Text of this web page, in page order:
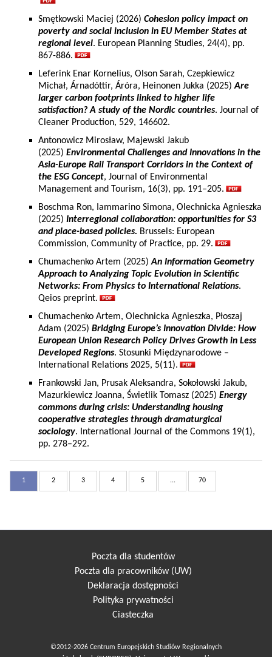
Smętkowski Maciej (2026) Cohesion policy impact on
poverty and social inclusion in EU Member States at
regional level. European Planning Studies, 24(4), pp.
867-886.
Leferink Enar Kornelius, Olson Sarah, Czepkiewicz
Michał, Árnadóttir, Áróra, Heinonen Jukka (2025)Are
larger carbon footprints linked to higher life
satisfaction? A study of the Nordic countries. Journal of
Cleaner Production, 529, 146602.
Antonowicz Mirosław, Majewski Jakub
(2025) Environmental Challenges and Innovations in the
Asia-Europe Rail Transport Corridors in the Context of
the ESG Concept, Journal of Environmental
Management and Tourism, 16(3), pp. 191–205.
Boschma Ron, Iammarino Simona, Olechnicka Agnieszka
(2025) Interregional collaboration: opportunities for S3
and place-based policies. Brussels: European
Commission, Community of Practice, pp. 29.
Chumachenko Artem (2025)An Information Geometry
Approach to Analyzing Topic Evolution in Scientific
Networks: From Physics to International Relations.
Qeios preprint.
Chumachenko Artem, Olechnicka Agnieszka, Płoszaj
Adam (2025) Bridging Europe’s Innovation Divide: How
European Union Research Policy Drives Growth in Less
Developed Regions. Stosunki Międzynarodowe –
International Relations 2025, 5(11).
Frankowski Jan, Prusak Aleksandra, Sokołowski Jakub,
Mazurkiewicz Joanna, Świetlik Tomasz (2025) Energy
commons during crisis: Understanding housing
cooperative strategies through dramaturgical
sociology. International Journal of the Commons 19(1),
pp. 278–292.
1 2 3 4 5 ... 70
Poczta dla studentów
Poczta dla pracowników (UW)
Deklaracja dostępności
Polityka prywatności
Ciasteczka
©2012-2026 Centrum Europejskich Studiów Regionalnych